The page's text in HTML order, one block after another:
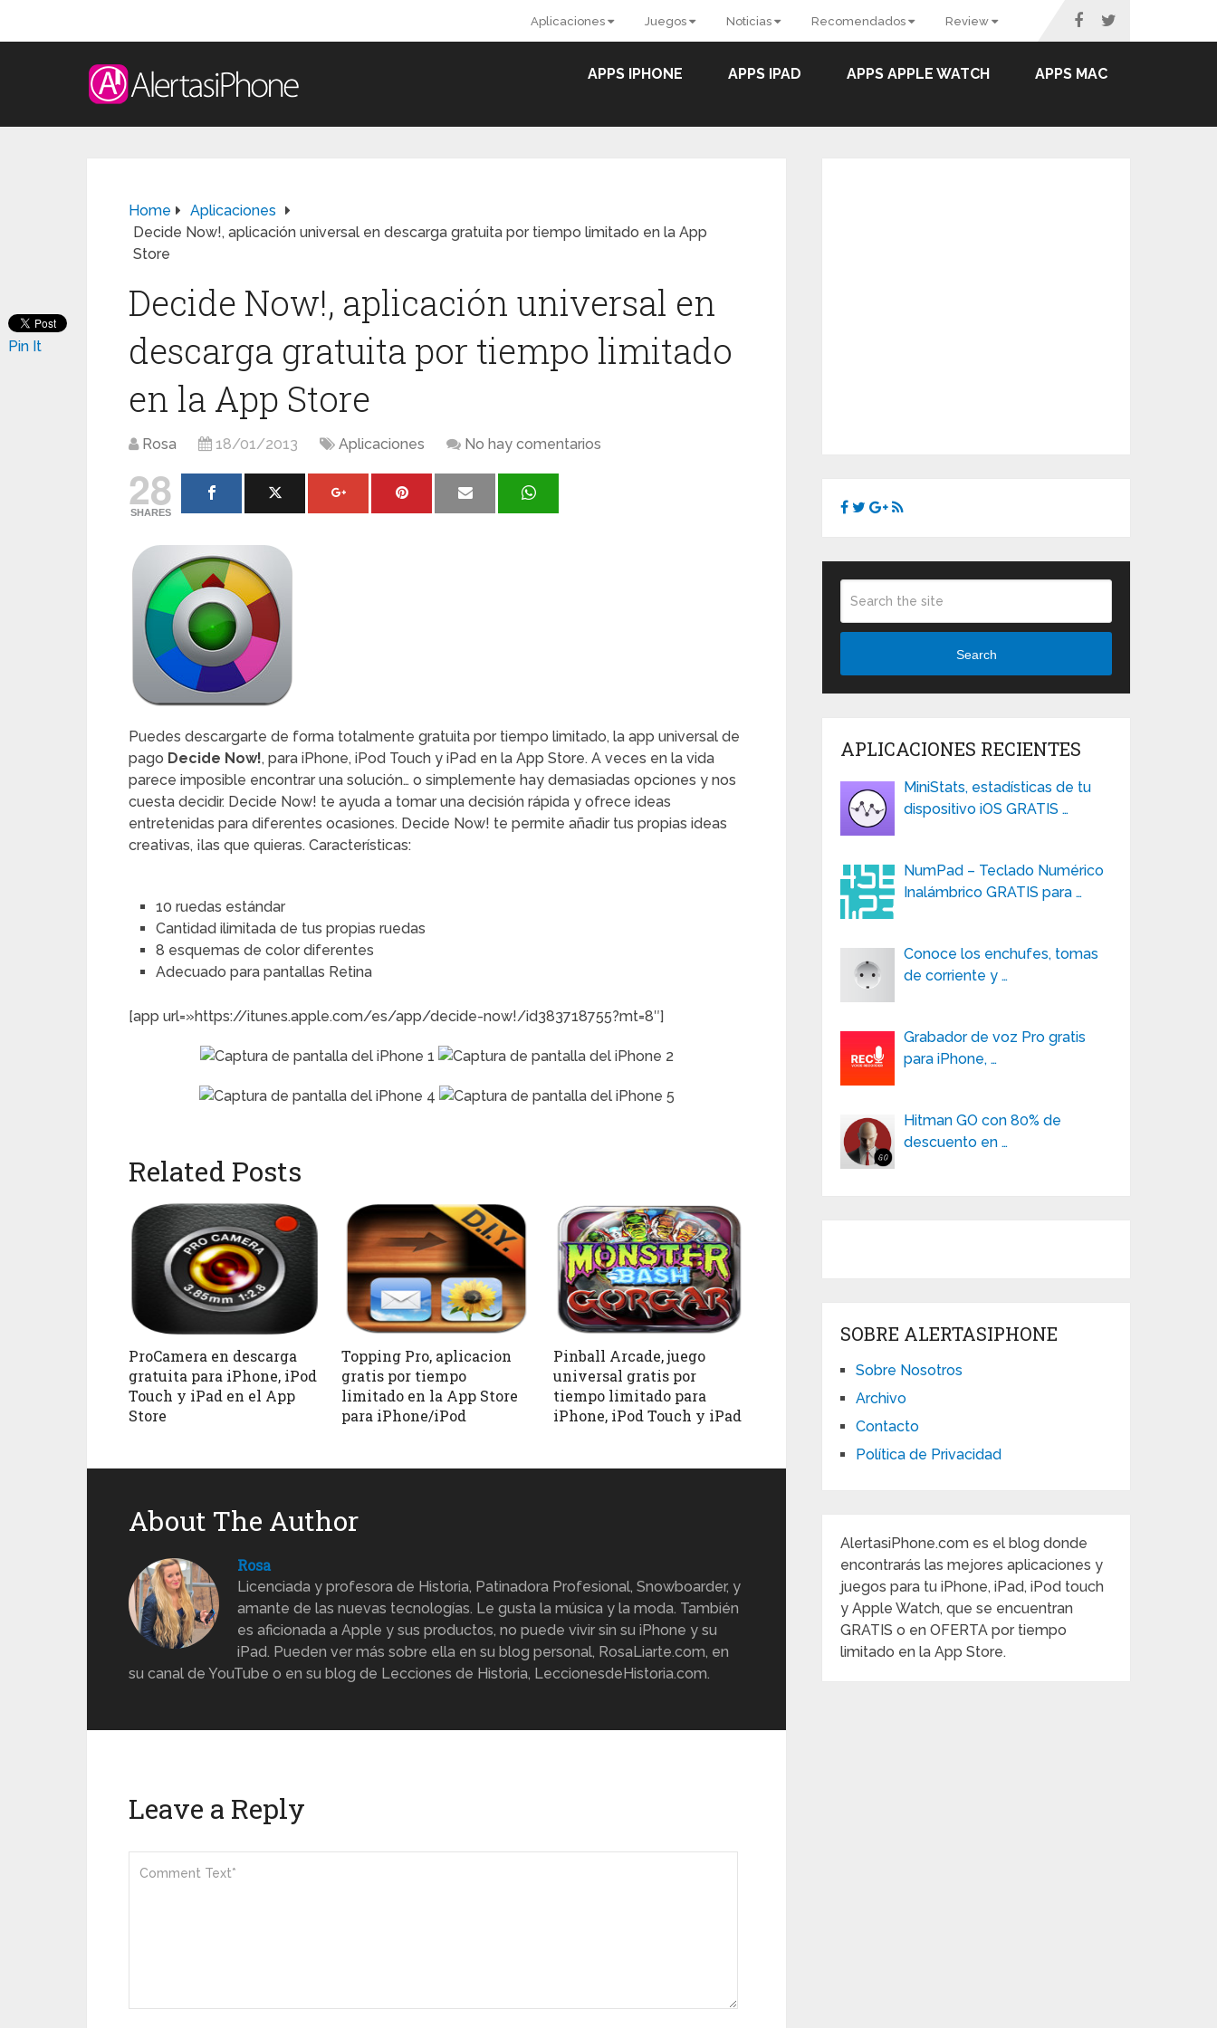
Aplicaciones Juegos Noticias Recomendados Review
APPS IPHONE APPS IPAD APPS APPLE WATCH APPS MAC
Home
Aplicaciones
Decide Now!, aplicación universal en descarga gratuita por tiempo limitado en la App
Store
Decide Now!, aplicación universal en
descarga gratuita por tiempo limitado
en la App Store
Rosa 18/01/2013 Aplicaciones No hay comentarios
28
SHARES
Puedes descargarte de forma totalmente gratuita por tiempo limitado, la app universal de
pago Decide Now!, para iPhone, iPod Touch y iPad en la App Store. A veces en la vida
parece imposible encontrar una solución… o simplemente hay demasiadas opciones y nos
cuesta decidir. Decide Now! te ayuda a tomar una decisión rápida y ofrece ideas
entretenidas para diferentes ocasiones. Decide Now! te permite añadir tus propias ideas
creativas, ¡las que quieras. Características:
10 ruedas estándar
Cantidad ilimitada de tus propias ruedas
8 esquemas de color diferentes
Adecuado para pantallas Retina
[app url=»https://itunes.apple.com/es/app/decide-now!/id383718755?mt=8″]
Pin It
Related Posts
ProCamera en descarga
gratuita para iPhone, iPod
Touch y iPad en el App
Store
Topping Pro, aplicacion
gratis por tiempo
limitado en la App Store
para iPhone/iPod
Pinball Arcade, juego
universal gratis por
tiempo limitado para
iPhone, iPod Touch y iPad
About The Author
Rosa
Licenciada y profesora de Historia, Patinadora Profesional, Snowboarder, y
amante de las nuevas tecnologías. Le gusta la música y la moda. También
es aficionada a Apple y sus productos, no puede vivir sin su iPhone y su
iPad. Pueden ver más sobre ella en su blog personal, RosaLiarte.com, en
su canal de YouTube o en su blog de Lecciones de Historia, LeccionesdeHistoria.com.
Leave a Reply
Search
APLICACIONES RECIENTES
MiniStats, estadísticas de tu
dispositivo iOS GRATIS …
NumPad – Teclado Numérico
Inalámbrico GRATIS para …
Conoce los enchufes, tomas
de corriente y …
Grabador de voz Pro gratis
para iPhone, …
Hitman GO con 80% de
descuento en …
SOBRE ALERTASIPHONE
Sobre Nosotros
Archivo
Contacto
Política de Privacidad
AlertasiPhone.com es el blog donde
encontrarás las mejores aplicaciones y
juegos para tu iPhone, iPad, iPod touch
y Apple Watch, que se encuentran
GRATIS o en OFERTA por tiempo
limitado en la App Store.